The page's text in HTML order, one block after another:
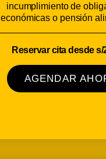
incumplimiento de
económicas o pensión
Reservar cita desde s/
AGENDAR